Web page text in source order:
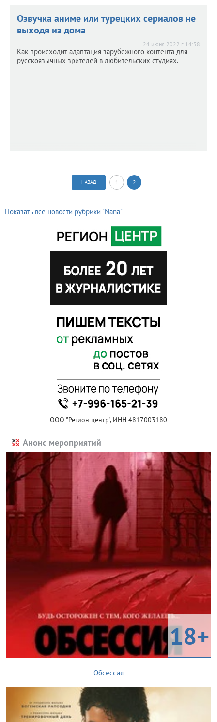
Озвучка аниме или турецких сериалов не
выходя из дома
24 июня 2022 г. 14:38
Как происходит адаптация зарубежного контента для
русскоязычных зрителей в любительских студиях.
НАЗАД 1 2
Показать все новости рубрики "Nana"
ООО "Регион центр", ИНН 4817003180
Анонс мероприятий
18+
Обсессия